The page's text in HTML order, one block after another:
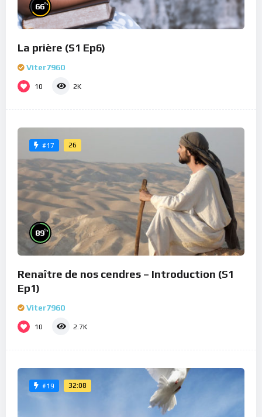
66%
La prière (S1 Ep6)
Viter7960
10 2K
#17 26
89%
Renaître de nos cendres – Introduction (S1
Ep1)
Viter7960
10 2.7K
#19 32:08